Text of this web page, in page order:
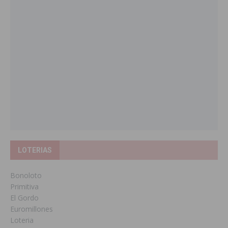
LOTERIAS
Bonoloto
Primitiva
El Gordo
Euromillones
Loteria